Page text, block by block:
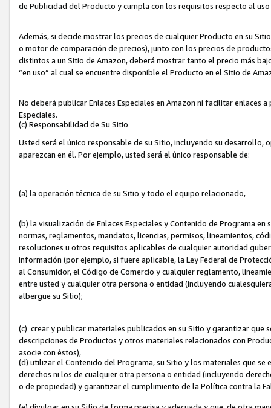
de Publicidad del Producto y cumpla con los requisitos respecto al uso
Además, si decide mostrar los precios de cualquier Producto en su
o motor de comparación de precios), junto con los precios de
distintos a un Sitio de Amazon, deberá mostrar tanto el precio más
“en uso” al cual se encuentre disponible el Producto en el Sitio de
No deberá publicar Enlaces Especiales en Amazon ni facilitar enlaces
Especiales.
(c) Responsabilidad de Su Sitio
Usted será el único responsable de su Sitio, incluyendo su
aparezcan en él. Por ejemplo, usted será el único responsable de:
(a) la operación técnica de su Sitio y todo el equipo relacionado,
(b) la visualización de Enlaces Especiales y Contenido de Programa
normas, reglamentos, mandatos, licencias, permisos, lineamientos,
resoluciones u otros requisitos aplicables de cualquier autoridad
información (por ejemplo, si fuere aplicable, la Ley Federal de
al Consumidor, el Código de Comercio y cualquier reglamento,
entre usted y cualquier otra persona o entidad (incluyendo
albergue su Sitio);
(c) crear y publicar materiales publicados en su Sitio y garantizar que
descripciones de Productos y otros materiales relacionados con
asocie con éstos),
(d) utilizar el Contenido del Programa, su Sitio y los materiales que se
derechos ni los de cualquier otra persona o entidad (incluyendo
o de propiedad) y garantizar el cumplimiento de la Política contra la